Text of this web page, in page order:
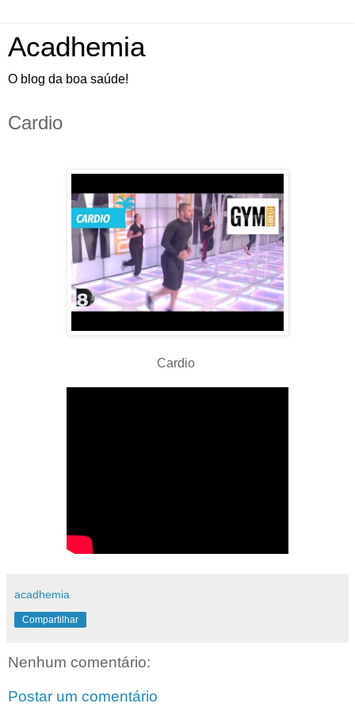
Acadhemia
O blog da boa saúde!
Cardio
Cardio
acadhemia
Compartilhar
Nenhum comentário:
Postar um comentário